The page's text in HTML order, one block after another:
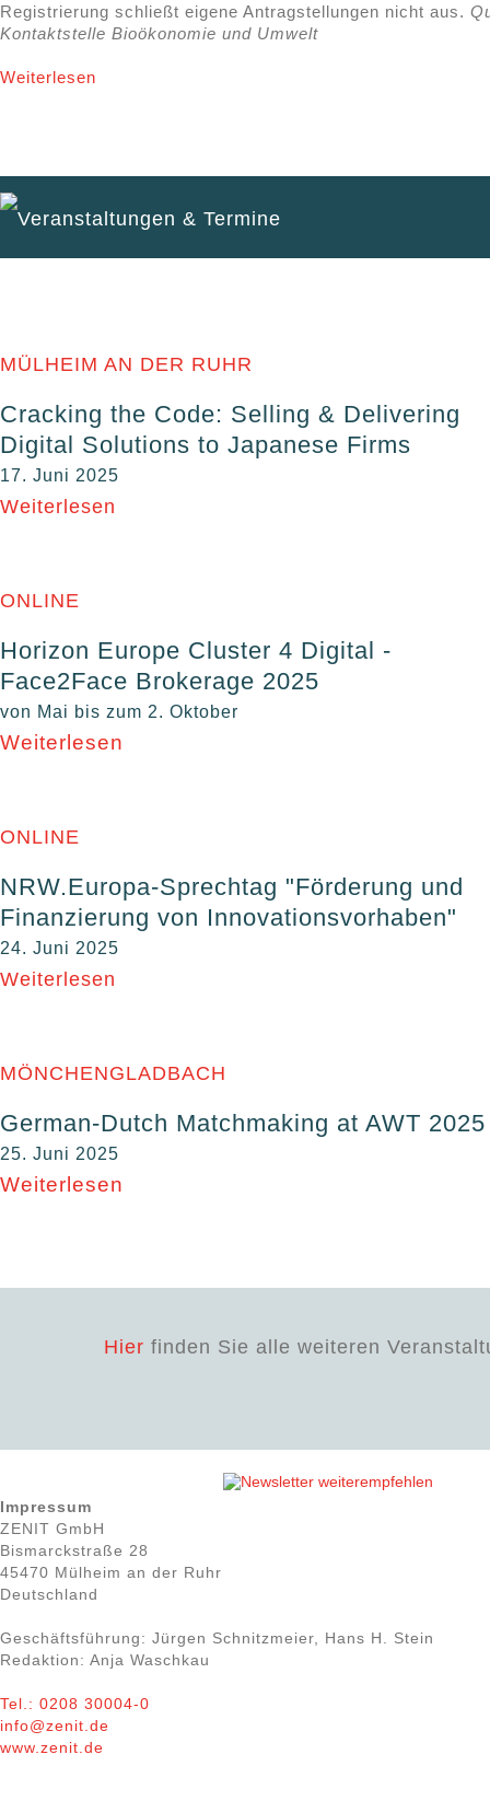
Registrierung schließt eigene Antragstellungen nicht aus.
Kontaktstelle Bioökonomie und Umwelt
Weiterlesen
Veranstaltungen & Termine
MÜLHEIM AN DER RUHR
Cracking the Code: Selling & Delivering
Digital Solutions to Japanese Firms
17. Juni 2025
Weiterlesen
ONLINE
Horizon Europe Cluster 4 Digital -
Face2Face Brokerage 2025
von Mai bis zum 2. Oktober
Weiterlesen
ONLINE
NRW.Europa-Sprechtag "Förderung und
Finanzierung von Innovationsvorhaben"
24. Juni 2025
Weiterlesen
MÖNCHENGLADBACH
German-Dutch Matchmaking at AWT 2025
25. Juni 2025
Weiterlesen
Hier finden Sie alle weiteren
Impressum
ZENIT GmbH
Bismarckstraße 28
45470 Mülheim an der Ruhr
Deutschland
Geschäftsführung: Jürgen Schnitzmeier, Hans H. Stein
Redaktion: Anja Waschkau
Tel.: 0208 30004-0
info@zenit.de
www.zenit.de